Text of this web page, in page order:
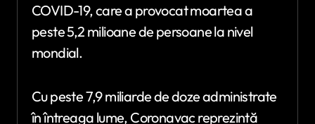
COVID-19, care a provocat moartea a
peste 5,2 milioane de persoane la nivel
mondial.
Cu peste 7,9 miliarde de doze administrate
în întreaga lume, Coronavac reprezintă